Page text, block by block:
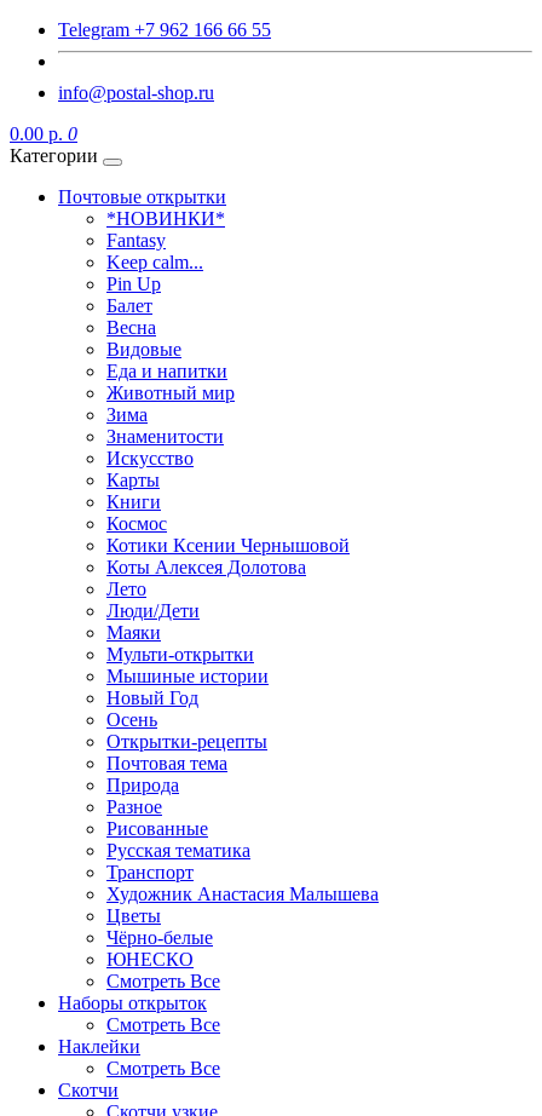
Telegram +7 962 166 66 55
info@postal-shop.ru
0.00 р. 0
Категории
Почтовые открытки
*НОВИНКИ*
Fantasy
Keep calm...
Pin Up
Балет
Весна
Видовые
Еда и напитки
Животный мир
Зима
Знаменитости
Искусство
Карты
Книги
Космос
Котики Ксении Чернышовой
Коты Алексея Долотова
Лето
Люди/Дети
Маяки
Мульти-открытки
Мышиные истории
Новый Год
Осень
Открытки-рецепты
Почтовая тема
Природа
Разное
Рисованные
Русская тематика
Транспорт
Художник Анастасия Малышева
Цветы
Чёрно-белые
ЮНЕСКО
Смотреть Все
Наборы открыток
Смотреть Все
Наклейки
Смотреть Все
Скотчи
Скотчи узкие